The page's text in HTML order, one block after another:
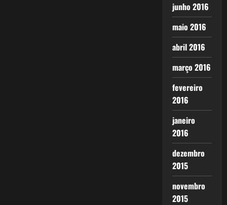
junho 2016
maio 2016
abril 2016
março 2016
fevereiro
2016
janeiro
2016
dezembro
2015
novembro
2015